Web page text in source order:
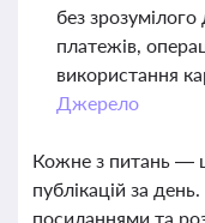
без
платежів,
використання
Джерело
Кожне з питань —
публікацій за
посиланнями та